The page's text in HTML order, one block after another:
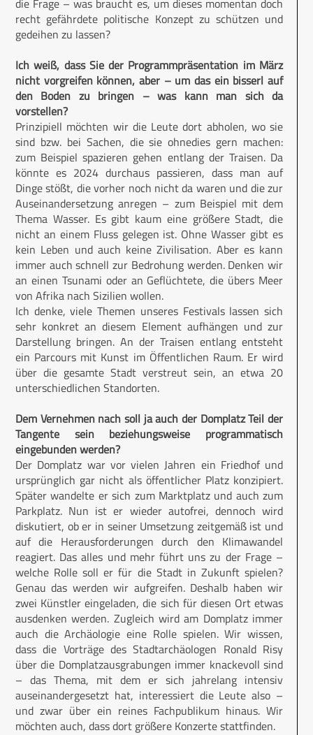
die Frage – was braucht es, um dieses momentan doch
recht gefährdete politische Konzept zu schützen und
gedeihen zu lassen?
Ich weiß, dass Sie der Programmpräsentation im März
nicht vorgreifen können, aber – um das ein bisserl auf
den Boden zu bringen – was kann man sich da
vorstellen?
Prinzipiell möchten wir die Leute dort abholen, wo sie
sind bzw. bei Sachen, die sie ohnedies gern machen:
zum Beispiel spazieren gehen entlang der Traisen. Da
könnte es 2024 durchaus passieren, dass man auf
Dinge stößt, die vorher noch nicht da waren und die zur
Auseinandersetzung anregen – zum Beispiel mit dem
Thema Wasser. Es gibt kaum eine größere Stadt, die
nicht an einem Fluss gelegen ist. Ohne Wasser gibt es
kein Leben und auch keine Zivilisation. Aber es kann
immer auch schnell zur Bedrohung werden. Denken wir
an einen Tsunami oder an Geflüchtete, die übers Meer
von Afrika nach Sizilien wollen.
Ich denke, viele Themen unseres Festivals lassen sich
sehr konkret an diesem Element aufhängen und zur
Darstellung bringen. An der Traisen entlang entsteht
ein Parcours mit Kunst im Öffentlichen Raum. Er wird
über die gesamte Stadt verstreut sein, an etwa 20
unterschiedlichen Standorten.
Dem Vernehmen nach soll ja auch der Domplatz Teil der
Tangente sein beziehungsweise programmatisch
eingebunden werden?
Der Domplatz war vor vielen Jahren ein Friedhof und
ursprünglich gar nicht als öffentlicher Platz konzipiert.
Später wandelte er sich zum Marktplatz und auch zum
Parkplatz. Nun ist er wieder autofrei, dennoch wird
diskutiert, ob er in seiner Umsetzung zeitgemäß ist und
auf die Herausforderungen durch den Klimawandel
reagiert. Das alles und mehr führt uns zu der Frage –
welche Rolle soll er für die Stadt in Zukunft spielen?
Genau das werden wir aufgreifen. Deshalb haben wir
zwei Künstler eingeladen, die sich für diesen Ort etwas
ausdenken werden. Zugleich wird am Domplatz immer
auch die Archäologie eine Rolle spielen. Wir wissen,
dass die Vorträge des Stadtarchäologen Ronald Risy
über die Domplatzausgrabungen immer knackevoll sind
– das Thema, mit dem er sich jahrelang intensiv
auseinandergesetzt hat, interessiert die Leute also –
und zwar über ein reines Fachpublikum hinaus. Wir
möchten auch, dass dort größere Konzerte stattfinden.